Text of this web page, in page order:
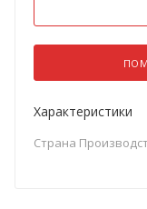
Характеристики
Страна